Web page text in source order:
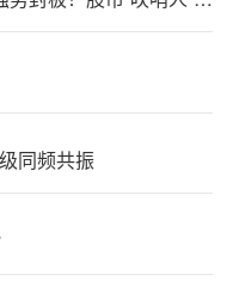
同频共振